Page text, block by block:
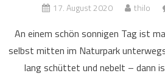
17. August 2020 thilo
An einem schön sonnigen Tag ist
selbst mitten im Naturpark
lang schüttet und nebelt – dann